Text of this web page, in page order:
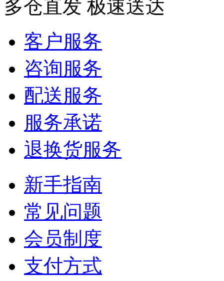
多仓直发 极速送达
客户服务
咨询服务
配送服务
服务承诺
退换货服务
新手指南
常见问题
会员制度
支付方式